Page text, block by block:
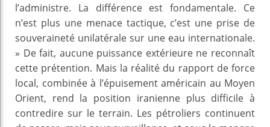
l’administre. La différence est fondamentale. Ce
n’est plus une menace tactique, c’est une prise de
souveraineté unilatérale sur une eau internationale.
» De fait, aucune puissance extérieure ne reconnaît
cette prétention. Mais la réalité du rapport de force
local, combinée à l’épuisement américain au Moyen
Orient, rend la position iranienne plus difficile à
contredire sur le terrain. Les pétroliers continuent